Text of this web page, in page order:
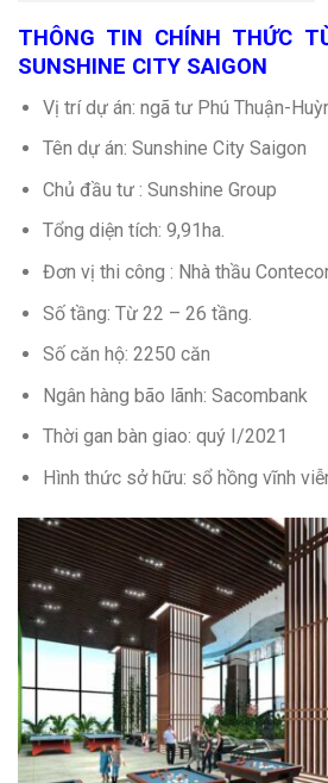
THÔNG TIN CHÍNH THỨC
SUNSHINE CITY SAIGON
Vị trí dự án: ngã tư Phú Thuận-
Tên dự án: Sunshine City Saigon
Chủ đầu tư : Sunshine Group
Tổng diện tích: 9,91ha.
Đơn vị thi công : Nhà thầu
Số tầng: Từ 22 – 26 tầng.
Số căn hộ: 2250 căn
Ngân hàng bão lãnh: Sacombank
Thời gan bàn giao: quý I/2021
Hình thức sở hữu: sổ hồng vĩnh